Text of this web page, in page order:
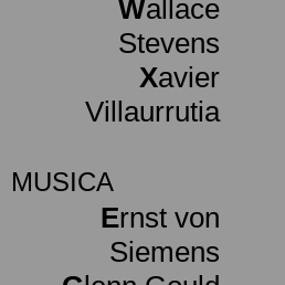
Wallace
Stevens
Xavier
Villaurrutia
MUSICA
Ernst von
Siemens